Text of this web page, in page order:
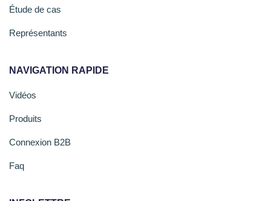
Étude de cas
Représentants
NAVIGATION RAPIDE
Vidéos
Produits
Connexion B2B
Faq